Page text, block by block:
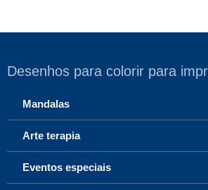
Desenhos para colorir para
Mandalas
Arte terapia
Eventos especiais